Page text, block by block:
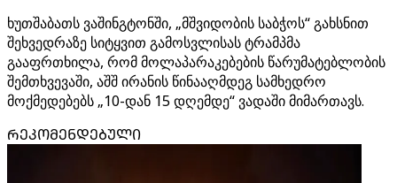
ხუთშაბათს ვაშინგტონში, „მშვიდობის საბჭოს“ გახსნით
შეხვედრაზე სიტყვით გამოსვლისას ტრამპმა
გააფრთხილა, რომ მოლაპარაკებების წარუმატებლობის
შემთხვევაში, აშშ ირანის წინააღმდეგ სამხედრო
მოქმედებებს „10-დან 15 დღემდე“ ვადაში მიმართავს.
ᲠᲔᲙᲝᲛᲔᲜᲓᲔᲑᲣᲚᲘ